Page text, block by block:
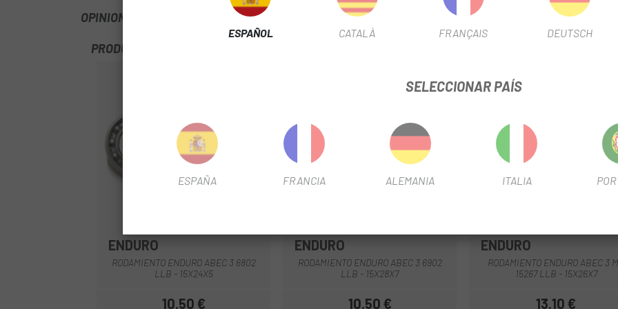
OPINIONES
PRODUCTOS SIMILARES
ENDURO
RODAMIENTO ENDURO ABEC 3 6802
LLB - 15X24X5
10,50 €
ENDURO
RODAMIENTO ENDURO ABEC 3 6902
LLB - 15X28X7
10,50 €
ENDURO
RODAMIENTO ENDURO ABEC 3
15267 LLB - 15X26X7
13,10 €
ESPAÑOL CATALÀ FRANÇAIS DEUTSCH
SELECCIONAR PAÍS
ESPAÑA FRANCIA ALEMANIA ITALIA